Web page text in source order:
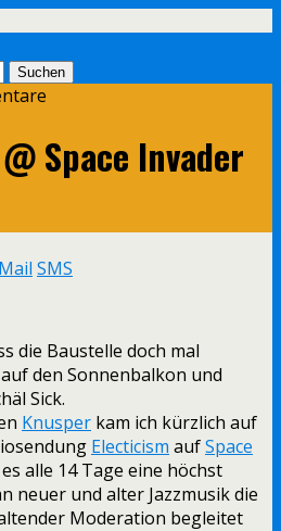
Space Invader
Mail SMS
die Baustelle doch mal
den Sonnenbalkon und
Sick.
Knusper kam ich kürzlich auf
Electicism aufSpace
alle 14 Tage eine höchst
neuer und alter Jazzmusik die
Moderation begleitet